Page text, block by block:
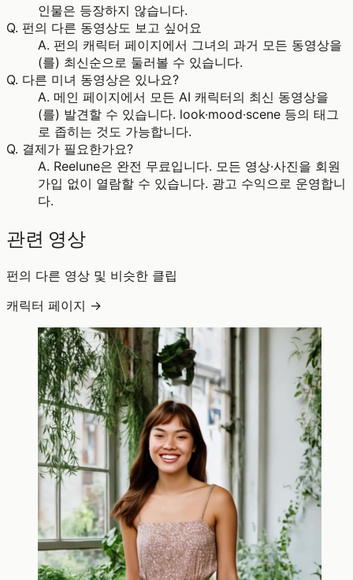
인물은 등장하지 않습니다.
Q. 펀의 다른 동영상도 보고 싶어요
A. 펀의 캐릭터 페이지에서 그녀의 과거 모든 동영상을
(를) 최신순으로 둘러볼 수 있습니다.
Q. 다른 미녀 동영상은 있나요?
A. 메인 페이지에서 모든 AI 캐릭터의 최신 동영상을
(를) 발견할 수 있습니다. look·mood·scene 등의 태그
로 좁히는 것도 가능합니다.
Q. 결제가 필요한가요?
A. Reelune은 완전 무료입니다. 모든 영상·사진을 회원
가입 없이 열람할 수 있습니다. 광고 수익으로 운영합니
다.
관련 영상
펀의 다른 영상 및 비슷한 클립
캐릭터 페이지 →